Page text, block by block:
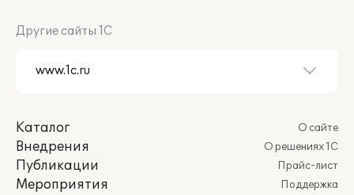
Другие сайты 1С
Каталог
Внедрения
Публикации
Мероприятия
О сайте
О решениях 1С
Прайс-лист
Поддержка